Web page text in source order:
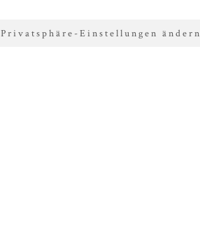
Privatsphäre-Einstellungen ändern